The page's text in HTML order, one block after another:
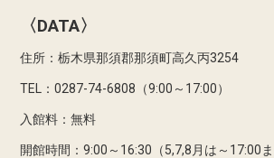
〈DATA〉
住所：栃木県那須郡那須町高久丙3254
TEL：0287-74-6808（9:00～17:00）
入館料：無料
開館時間：9:00～16:30（5,7,8月は～17:00ま